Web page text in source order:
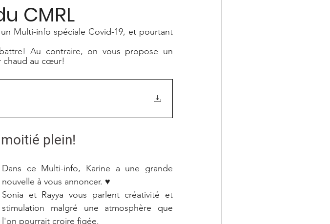
CMRL
Multi-info spéciale Covid-19, et pourtant
Au contraire, on vous propose un
chaud au cœur!
plein!
Dans ce Multi-info, Karine a une grande
nouvelle à vous annoncer. ♥
Sonia et Rayya vous parlent créativité et
stimulation malgré une atmosphère que
l'on pourrait croire figée.